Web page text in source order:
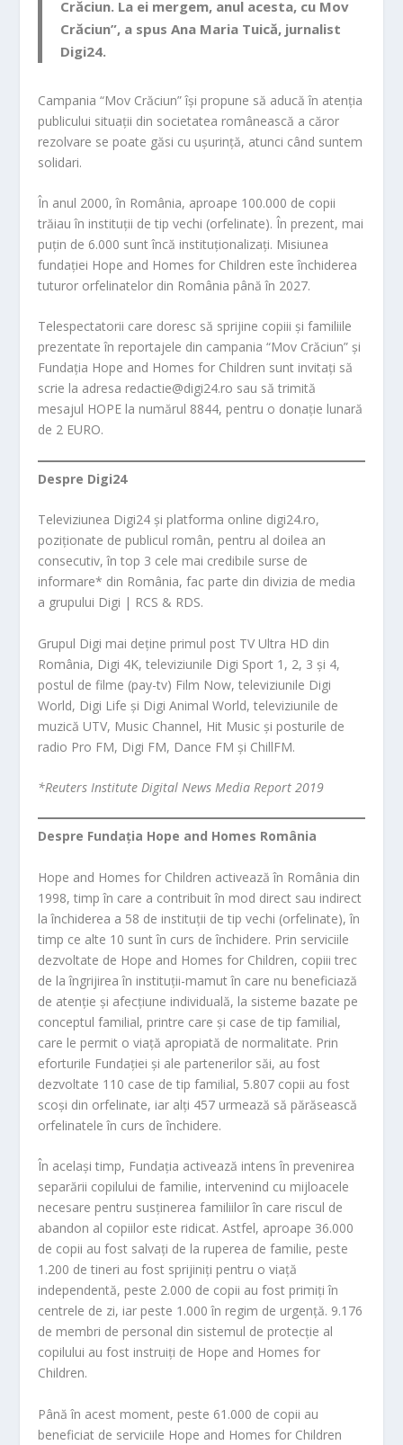
Crăciun. La ei mergem, anul acesta, cu Mov
Crăciun”, a spus Ana Maria Tuică, jurnalist
Digi24.
Campania “Mov Crăciun” își propune să aducă în atenția
publicului situații din societatea românească a căror
rezolvare se poate găsi cu ușurință, atunci când suntem
solidari.
În anul 2000, în România, aproape 100.000 de copii
trăiau în instituții de tip vechi (orfelinate). În prezent, mai
puțin de 6.000 sunt încă instituționalizați. Misiunea
fundației Hope and Homes for Children este închiderea
tuturor orfelinatelor din România până în 2027.
Telespectatorii care doresc să sprijine copiii și familiile
prezentate în reportajele din campania “Mov Crăciun” și
Fundația Hope and Homes for Children sunt invitați să
scrie la adresa redactie@digi24.ro sau să trimită
mesajul HOPE la numărul 8844, pentru o donație lunară
de 2 EURO.
Despre Digi24
Televiziunea Digi24 și platforma online digi24.ro,
poziționate de publicul român, pentru al doilea an
consecutiv, în top 3 cele mai credibile surse de
informare* din România, fac parte din divizia de media
a grupului Digi | RCS & RDS.
Grupul Digi mai deține primul post TV Ultra HD din
România, Digi 4K, televiziunile Digi Sport 1, 2, 3 și 4,
postul de filme (pay-tv) Film Now, televiziunile Digi
World, Digi Life și Digi Animal World, televiziunile de
muzică UTV, Music Channel, Hit Music și posturile de
radio Pro FM, Digi FM, Dance FM și ChillFM.
*Reuters Institute Digital News Media Report 2019
Despre Fundația Hope and Homes România
Hope and Homes for Children activează în România din
1998, timp în care a contribuit în mod direct sau indirect
la închiderea a 58 de instituții de tip vechi (orfelinate), în
timp ce alte 10 sunt în curs de închidere. Prin serviciile
dezvoltate de Hope and Homes for Children, copiii trec
de la îngrijirea în instituții-mamut în care nu beneficiază
de atenție și afecțiune individuală, la sisteme bazate pe
conceptul familial, printre care și case de tip familial,
care le permit o viață apropiată de normalitate. Prin
eforturile Fundației și ale partenerilor săi, au fost
dezvoltate 110 case de tip familial, 5.807 copii au fost
scoși din orfelinate, iar alți 457 urmează să părăsească
orfelinatele în curs de închidere.
În același timp, Fundația activează intens în prevenirea
separării copilului de familie, intervenind cu mijloacele
necesare pentru susținerea familiilor în care riscul de
abandon al copiilor este ridicat. Astfel, aproape 36.000
de copii au fost salvați de la ruperea de familie, peste
1.200 de tineri au fost sprijiniți pentru o viață
independentă, peste 2.000 de copii au fost primiți în
centrele de zi, iar peste 1.000 în regim de urgență. 9.176
de membri de personal din sistemul de protecție al
copilului au fost instruiți de Hope and Homes for
Children.
Până în acest moment, peste 61.000 de copii au
beneficiat de serviciile Hope and Homes for Children